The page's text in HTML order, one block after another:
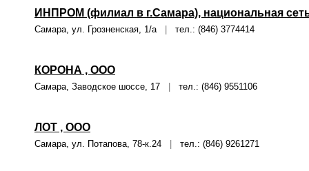
ИНПРОМ (филиал в г.Самара), национальная
Самара, ул. Грозненская, 1/а тел.: (846) 3774414
КОРОНА , ООО
Самара, Заводское шоссе, 17 тел.: (846) 9551106
ЛОТ , ООО
Самара, ул. Потапова, 78-к.24 тел.: (846) 9261271